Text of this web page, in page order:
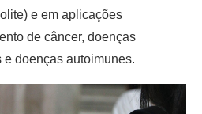
e em aplicações
de câncer, doenças
doenças autoimunes.